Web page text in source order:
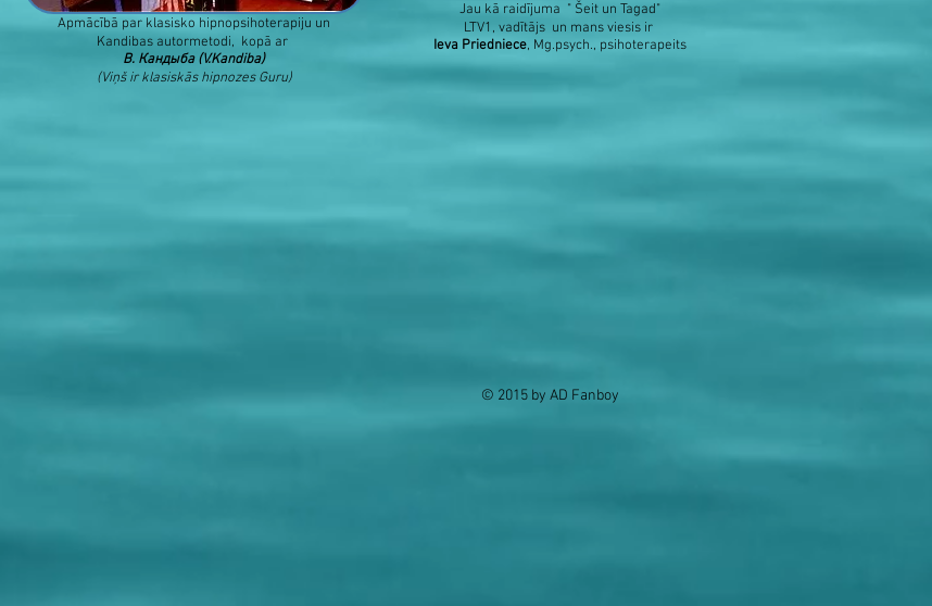
Apmācībā par klasisko hipnopsihoterapiju un
Kandibas autormetodi, kopā ar
В. Кандыба (V.Kandiba)
(Viņš ir klasiskās hipnozes Guru)
Jau kā raidījuma " Šeit un Tagad"
LTV1, vadītājs un mans viesis ir
Ieva Priedniece, Mg.psych., psihoterapeits
© 2015 by AD Fanboy